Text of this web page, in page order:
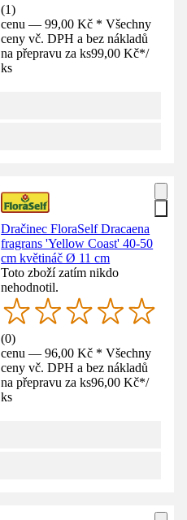
(1)
cenu — 99,00 Kč * Všechny
ceny vč. DPH a bez nákladů
na přepravu za ks99,00 Kč*/
ks
Dračinec FloraSelf Dracaena
fragrans 'Yellow Coast' 40-50
cm květináč Ø 11 cm
Toto zboží zatím nikdo
nehodnotil.
(0)
cenu — 96,00 Kč * Všechny
ceny vč. DPH a bez nákladů
na přepravu za ks96,00 Kč*/
ks